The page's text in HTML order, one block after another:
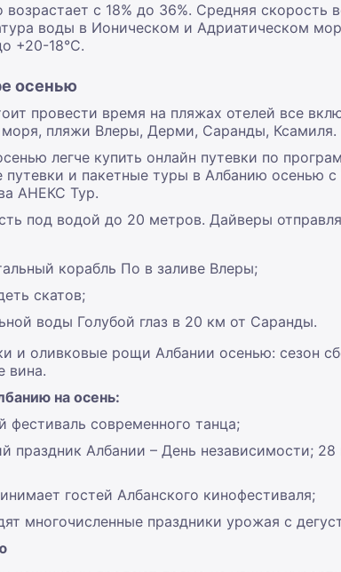
с 18% до 36%. Средняя скорость
воды в Ионическом и Адриатическом
+20-18°С.
осенью
провести время на пляжах отелей все
пляжи Влеры, Дерми, Саранды, Ксамиля.
легче купить онлайн путевки по
путевки и пакетные туры в Албанию осенью
АНЕКС Тур.
под водой до 20 метров. Дайверы
корабль По в заливе Влеры;
скатов;
воды Голубой глаз в 20 км от Саранды.
и оливковые рощи Албании осенью: сезон
вина.
на осень:
современного танца;
праздник Албании – День независимости;
гостей Албанского кинофестиваля;
многочисленные праздники урожая с